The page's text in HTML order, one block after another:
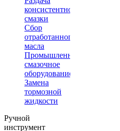
консистентной
смазки
Сбор
отработанного
масла
Промышленное
смазочное
оборудование
Замена
тормозной
жидкости
Ручной
инструмент